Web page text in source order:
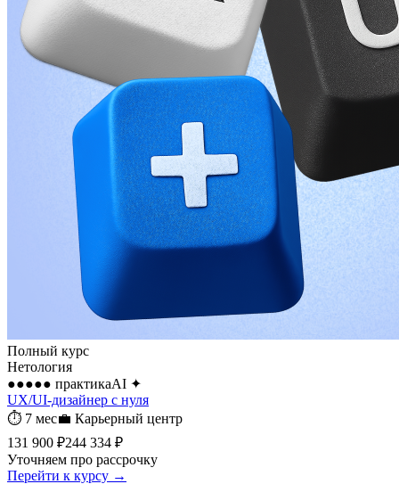
Полный курс
Нетология
●●●●● практикаAI ✦
UX/UI-дизайнер с нуля
⏱ 7 мес💼 Карьерный центр
131 900 ₽244 334 ₽
Уточняем про рассрочку
Перейти к курсу →